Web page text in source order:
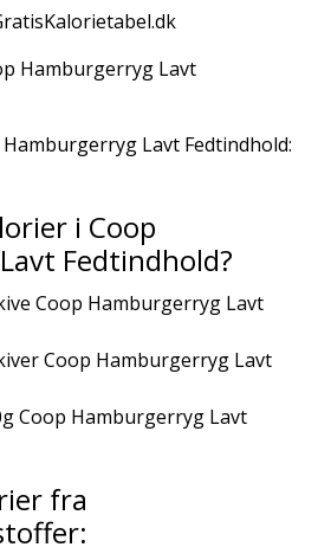
Hamburgerryg Lavt
Lavt Fedtindhold:
i Coop
Fedtindhold?
Coop Hamburgerryg Lavt
Coop Hamburgerryg Lavt
Coop Hamburgerryg Lavt
fra